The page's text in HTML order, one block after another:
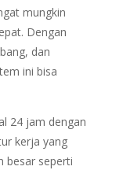
mungkin
Dengan
dan
ini bisa
24 jam dengan
kerja yang
besar seperti